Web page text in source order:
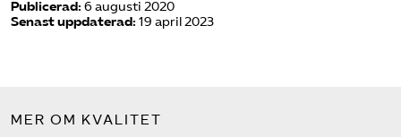
Publicerad: 6 augusti 2020
Senast uppdaterad: 19 april 2023
MER OM KVALITET